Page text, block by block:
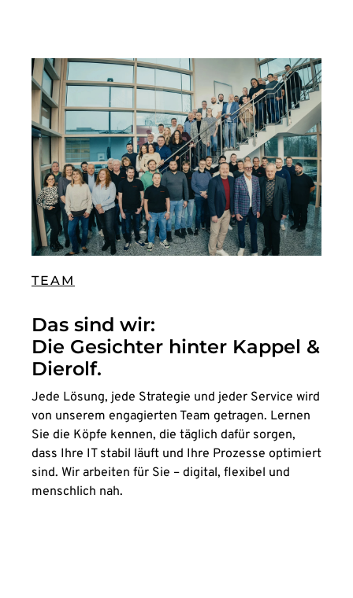
TEAM
Das sind wir:
Die Gesichter hinter Kappel &
Dierolf.
Jede Lösung, jede Strategie und jeder Service wird
von unserem engagierten Team getragen. Lernen
Sie die Köpfe kennen, die täglich dafür sorgen,
dass Ihre IT stabil läuft und Ihre Prozesse optimiert
sind. Wir arbeiten für Sie – digital, flexibel und
menschlich nah.